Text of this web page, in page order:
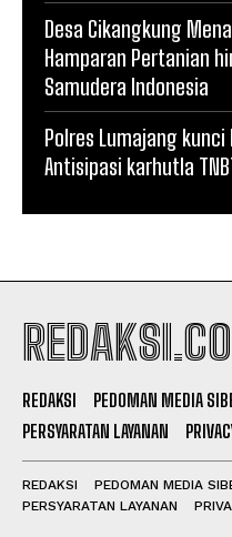
Desa Cikangkung
Hamparan Pertanian
Samudera Indonesia
Polres Lumajang
Antisipasi karhutla
REDAKSI.CO
REDAKSI PEDOMAN MEDIA
PERSYARATAN LAYANAN
REDAKSI PEDOMAN MEDIA
PERSYARATAN LAYANAN